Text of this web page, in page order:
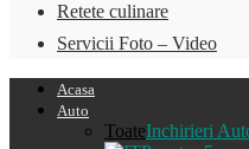
Retete culinare
Servicii Foto – Video
Acasa
Auto
ToateInchirieri